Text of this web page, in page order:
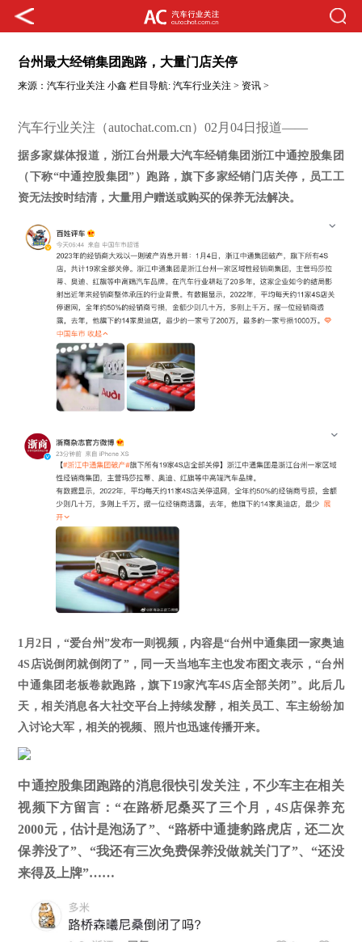
台州最大经销集团跑路，大量门店关停
来源：汽车行业关注 小鑫 栏目导航:汽车行业关注 > 资讯 >
汽车行业关注（autochat.com.cn）02月04日报道——
据多家媒体报道，浙江台州最大汽车经销集团浙江中通控股集团
（下称“中通控股集团”）跑路，旗下多家经销门店关停，员工工
资无法按时结清，大量用户赠送或购买的保养无法解决。
1月2日，“爱台州”发布一则视频，内容是“台州中通集团一家奥迪
4S店说倒闭就倒闭了”，同一天当地车主也发布图文表示，“台州
中通集团老板卷款跑路，旗下19家汽车4S店全部关闭”。此后几
天，相关消息各大社交平台上持续发酵，相关员工、车主纷纷加
入讨论大军，相关的视频、照片也迅速传播开来。
中通控股集团跑路的消息很快引发关注，不少车主在相关
视频下方留言：“在路桥尼桑买了三个月，4S店保养充
2000元，估计是泡汤了”、“路桥中通捷豹路虎店，还二次
保养没了”、“我还有三次免费保养没做就关门了”、“还没
来得及上牌”……